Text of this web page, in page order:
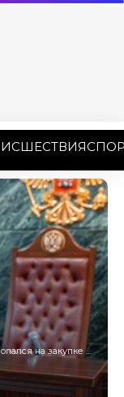
турникетов для КПП через границу в Сочи